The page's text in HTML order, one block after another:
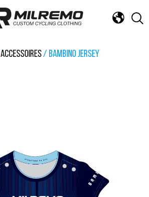
DESIGN SERVICE ROAD, GRAVEL, MTB & TRI
ACCESSOIRES/ BAMBINO JERSEY